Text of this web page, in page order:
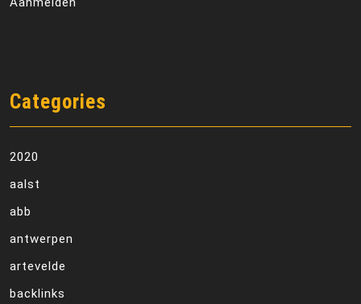
Categories
2020
aalst
abb
antwerpen
artevelde
backlinks